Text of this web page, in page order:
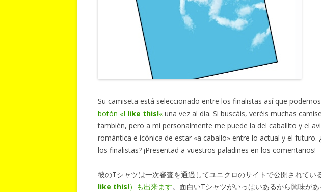
Su camiseta está seleccionado entre los finalistas así que podemos
botón «I like this!« una vez al día. Si buscáis, veréis muchas
también, pero a mi personalmente me puede la del caballito y el
romántica e icónica de estar «a caballo» entre lo actual y el futuro.
los finalistas? ¡Presentad a vuestros paladines en los comentarios!
彼のTシャツは一次審査を通過してユニクロのサイトで公開されている
like this!）も出来ます。面白いTシャツがいっぱいあるから興味が